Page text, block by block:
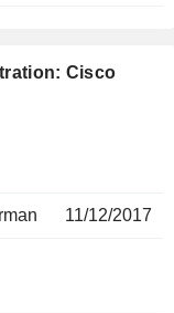
Cisco
11/12/2017